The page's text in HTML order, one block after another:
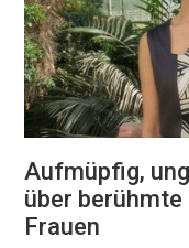
Aufmüpfig,
über
Frauen